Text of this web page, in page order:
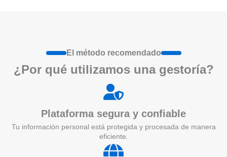
El método recomendado
¿Por qué utilizamos una gestoría?
Plataforma segura y confiable
Tu información personal está protegida y procesada de manera
eficiente.